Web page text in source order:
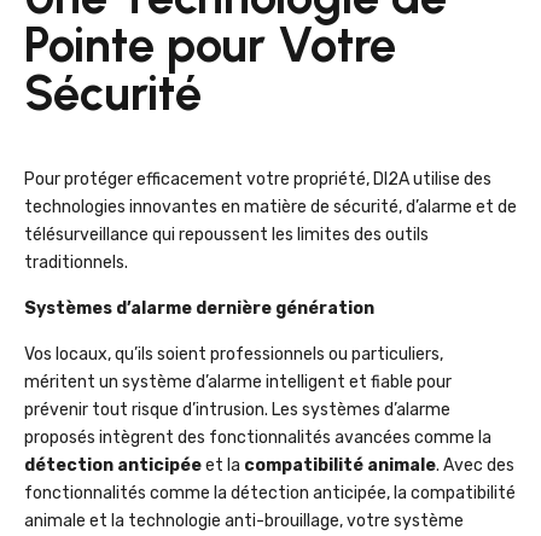
Pointe pour Votre
Sécurité
Pour protéger efficacement votre propriété, DI2A utilise des
technologies innovantes en matière de sécurité, d’alarme et de
télésurveillance qui repoussent les limites des outils
traditionnels.
Systèmes d’alarme dernière génération
Vos locaux, qu’ils soient professionnels ou particuliers,
méritent un système d’alarme intelligent et fiable pour
prévenir tout risque d’intrusion. Les systèmes d’alarme
proposés intègrent des fonctionnalités avancées comme la
détection anticipéeet la compatibilité animale. Avec des
fonctionnalités comme la détection anticipée, la compatibilité
animale et la technologie anti-brouillage, votre système